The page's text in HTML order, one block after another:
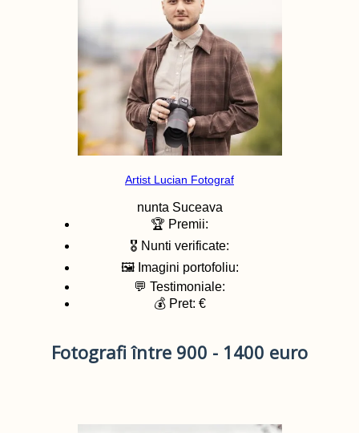
Artist Lucian Fotograf
nunta Suceava
🏆 Premii:
🎖️ Nunti verificate:
🖼️ Imagini portofoliu:
💬 Testimoniale:
💰 Pret: €
Fotografi între 900 - 1400 euro